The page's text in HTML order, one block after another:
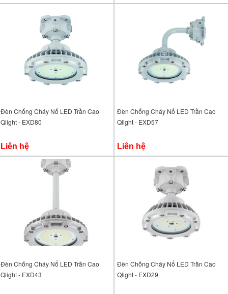
Đèn Chống Cháy Nổ LED Trần Cao
Qlight - EXD80
Liên hệ
Đèn Chống Cháy Nổ LED Trần Cao
Qlight - EXD57
Liên hệ
Đèn Chống Cháy Nổ LED Trần Cao
Qlight - EXD43
Đèn Chống Cháy Nổ LED Trần Cao
Qlight - EXD29